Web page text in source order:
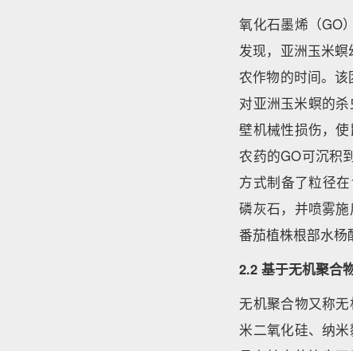
氧化石墨烯（GO
发现，亚洲玉米
农作物的时间。
对亚洲玉米螟的
壁机械性损伤，
农药的GO可沉积
方式制备了粒径
磷灰石，并喷雾
番茄植株根部水杨
2.2 基于无机聚合
无机聚合物又称
米二氧化硅、纳